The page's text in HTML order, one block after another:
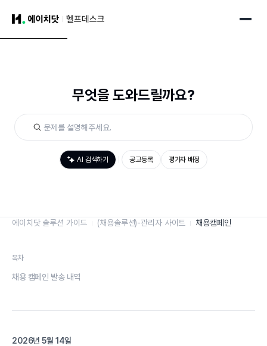
무엇을 도와드릴까요?
AI 검색하기 공고등록 평가자 배정
에이치닷 솔루션 가이드 (채용솔루션)-관리자 사이트 채용캠페인
목차
채용 캠페인 발송 내역
2026년 5월 14일